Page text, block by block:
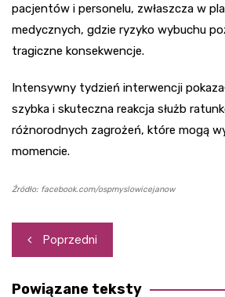
pacjentów i personelu, zwłaszcza w
medycznych, gdzie ryzyko wybuchu
tragiczne konsekwencje.
Intensywny tydzień interwencji
szybka i skuteczna reakcja służb
różnorodnych zagrożeń, które mogą
momencie.
Źródło: facebook.com/ospmyslowicejanow
Nawigacja
wpisu
Poprzedni
Powiązane teksty